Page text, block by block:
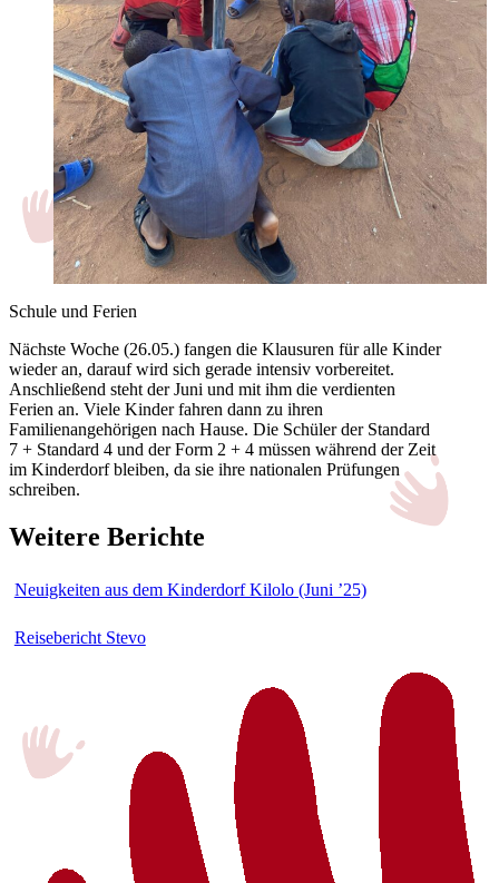
Schule und Ferien
Nächste Woche (26.05.) fangen die Klausuren für alle Kinder
wieder an, darauf wird sich gerade intensiv vorbereitet.
Anschließend steht der Juni und mit ihm die verdienten
Ferien an. Viele Kinder fahren dann zu ihren
Familienangehörigen nach Hause. Die Schüler der Standard
7 + Standard 4 und der Form 2 + 4 müssen während der Zeit
im Kinderdorf bleiben, da sie ihre nationalen Prüfungen
schreiben.
Weitere Berichte
Neuigkeiten aus dem Kinderdorf Kilolo (Juni ’25)
Reisebericht Stevo